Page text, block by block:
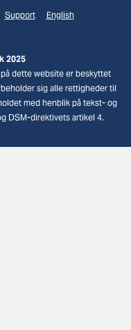
Support English
2025
dette website er beskyttet
sig alle rettigheder til
med henblik på tekst- og
DSM-direktivets artikel 4.